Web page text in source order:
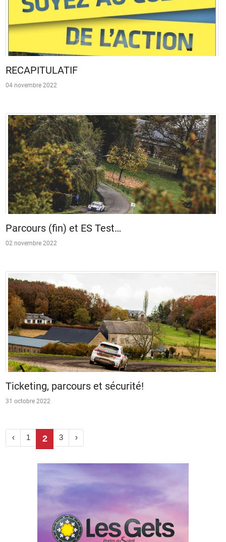
RECAPITULATIF
04 novembre 2022
Parcours (fin) et ES Test…
02 novembre 2022
Ticketing, parcours et sécurité!
31 octobre 2022
‹ 1 2 3 ›